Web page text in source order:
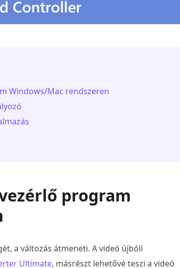
Windows/Mac rendszeren
program
a változás átmeneti. A videó újbóli
Ultimate, másrészt lehetővé teszi a videó